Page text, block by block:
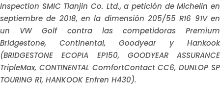
Inspection SMIC Tianjin Co. Ltd., a petición de Michelin en
septiembre de 2018, en la dimensión 205/55 R16 91V en
un VW Golf contra las competidoras Premium
Bridgestone, Continental, Goodyear y Hankook
(BRIDGESTONE ECOPIA EP150, GOODYEAR ASSURANCE
TripleMax, CONTINENTAL ComfortContact CC6, DUNLOP SP
TOURING R1, HANKOOK Enfren H430).